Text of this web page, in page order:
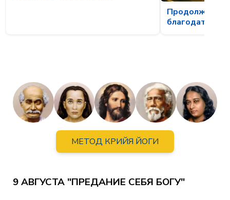
Продолжая
благодати
МЕТОД КРИЙЯ ЙОГИ
9 АВГУСТА "ПРЕДАНИЕ СЕБЯ БОГУ"